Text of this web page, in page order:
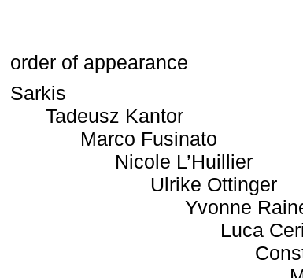
order of appearance
Sarkis
Tadeusz Kantor
Marco Fusinato
Nicole L’Huillier
Ulrike Ottinger
Yvonne
Luca